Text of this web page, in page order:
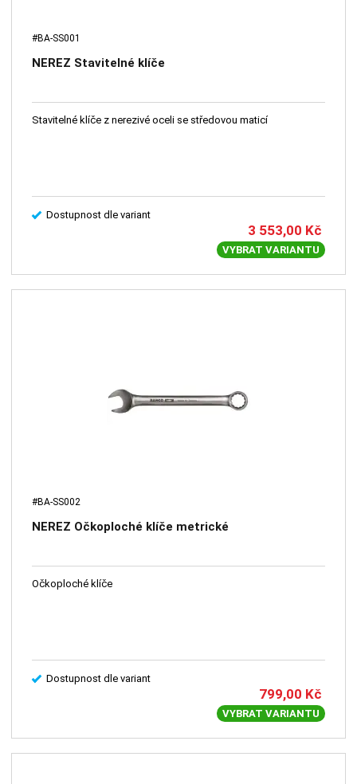
#BA-SS001
NEREZ Stavitelné klíče
Stavitelné klíče z nerezivé oceli se středovou maticí
Dostupnost dle variant
3 553,00 Kč
VYBRAT VARIANTU
#BA-SS002
NEREZ Očkoploché klíče metrické
Očkoploché klíče
Dostupnost dle variant
799,00 Kč
VYBRAT VARIANTU